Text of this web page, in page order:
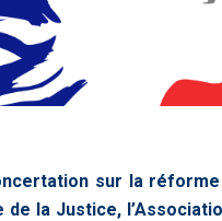
sur la
la Justice,